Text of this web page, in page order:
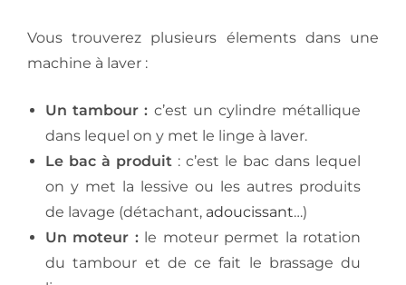
Vous trouverez plusieurs élements dans une
machine à laver :
Un tambour : c’est un cylindre métallique
dans lequel on y met le linge à laver.
Le bac à produit : c’est le bac dans lequel
on y met la lessive ou les autres produits
de lavage (détachant, adoucissant…)
Un moteur :le moteur permet la rotation
du tambour et de ce fait le brassage du